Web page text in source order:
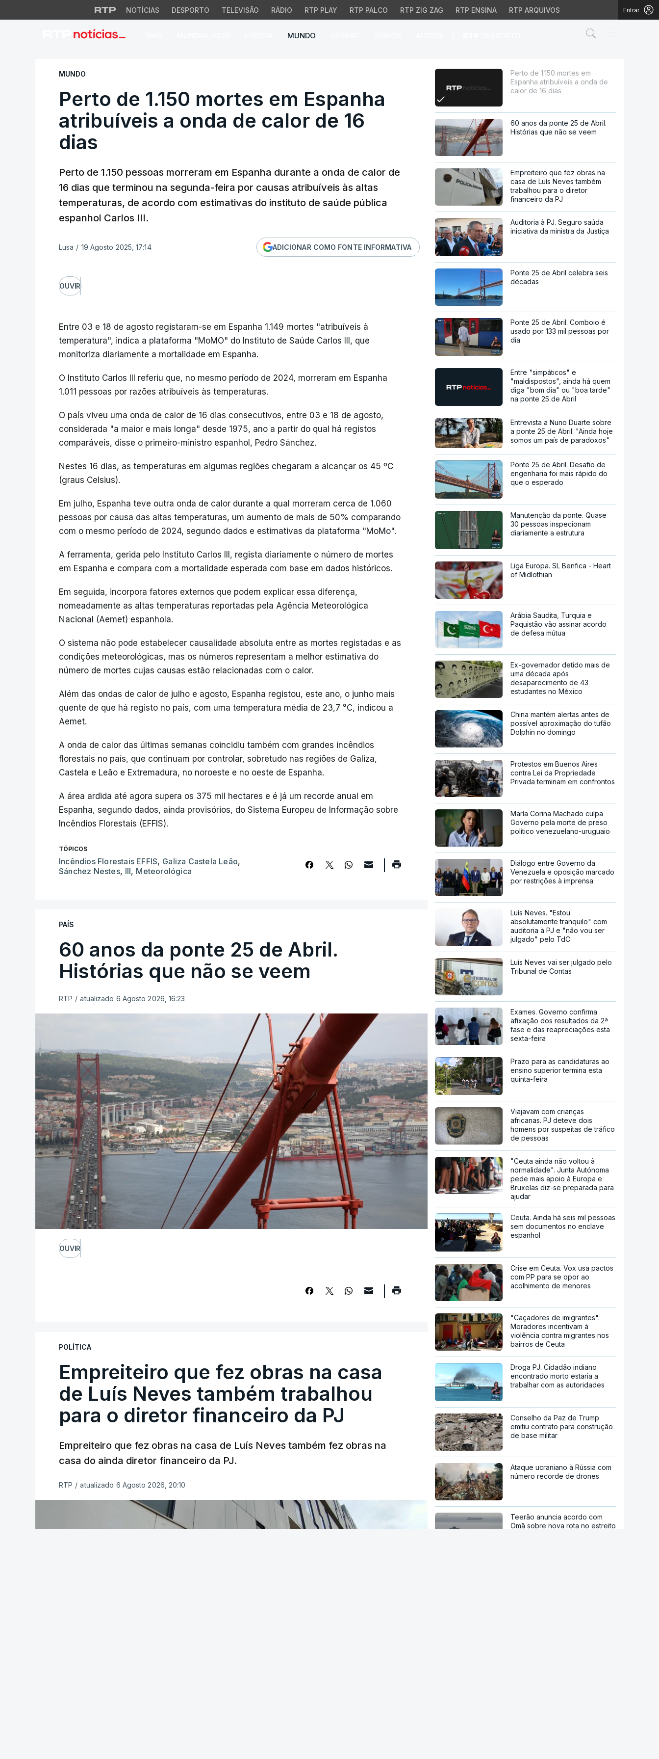
NOTÍCIAS DESPORTO TELEVISÃO RÁDIO RTP PLAY RTP PALCO RTP ZIG ZAG RTP ENSINA RTP ARQUIVOS Entrar
MUNDO
Perto de 1.150 mortes em Espanha atribuíveis a onda de calor de
MUNDO
Perto de 1.150 mortes em Espanha
atribuíveis a onda de calor de 16
dias
Perto de 1.150 pessoas morreram em Espanha durante a onda de calor de
16 dias que terminou na segunda-feira por causas atribuíveis às altas
temperaturas, de acordo com estimativas do instituto de saúde pública
espanhol Carlos III.
Lusa / 19 Agosto 2025, 17:14 ADICIONAR COMO FONTE INFORMATIVA
OUVIR
Entre 03 e 18 de agosto registaram-se em Espanha 1.149 mortes "atribuíveis à
temperatura", indica a plataforma "MoMO" do Instituto de Saúde Carlos III, que
monitoriza diariamente a mortalidade em Espanha.
O Instituto Carlos III referiu que, no mesmo período de 2024, morreram em Espanha
1.011 pessoas por razões atribuíveis às temperaturas.
O país viveu uma onda de calor de 16 dias consecutivos, entre 03 e 18 de agosto,
considerada "a maior e mais longa" desde 1975, ano a partir do qual há registos
comparáveis, disse o primeiro-ministro espanhol, Pedro Sánchez.
Nestes 16 dias, as temperaturas em algumas regiões chegaram a alcançar os 45 ºC
(graus Celsius).
Em julho, Espanha teve outra onda de calor durante a qual morreram cerca de 1.060
pessoas por causa das altas temperaturas, um aumento de mais de 50% comparando
com o mesmo período de 2024, segundo dados e estimativas da plataforma "MoMo".
A ferramenta, gerida pelo Instituto Carlos III, regista diariamente o número de mortes
em Espanha e compara com a mortalidade esperada com base em dados históricos.
Em seguida, incorpora fatores externos que podem explicar essa diferença,
nomeadamente as altas temperaturas reportadas pela Agência Meteorológica
Nacional (Aemet) espanhola.
O sistema não pode estabelecer causalidade absoluta entre as mortes registadas e as
condições meteorológicas, mas os números representam a melhor estimativa do
número de mortes cujas causas estão relacionadas com o calor.
Além das ondas de calor de julho e agosto, Espanha registou, este ano, o junho mais
quente de que há registo no país, com uma temperatura média de 23,7 °C, indicou a
Aemet.
A onda de calor das últimas semanas coincidiu também com grandes incêndios
florestais no país, que continuam por controlar, sobretudo nas regiões de Galiza,
Castela e Leão e Extremadura, no noroeste e no oeste de Espanha.
A área ardida até agora supera os 375 mil hectares e é já um recorde anual em
Espanha, segundo dados, ainda provisórios, do Sistema Europeu de Informação sobre
Incêndios Florestais (EFFIS).
TÓPICOS
Incêndios Florestais EFFIS, Galiza Castela Leão,
Sánchez Nestes, III, Meteorológica
PAÍS
60 anos da ponte 25 de Abril.
Histórias que não se veem
RTP / atualizado 6 Agosto 2026, 16:23
OUVIR
POLÍTICA
Empreiteiro que fez obras na casa
de Luís Neves também trabalhou
para o diretor financeiro da PJ
Empreiteiro que fez obras na casa de Luís Neves também fez obras na
casa do ainda diretor financeiro da PJ.
RTP / atualizado 6 Agosto 2026, 20:10
Perto de 1.150 mortes em
Espanha atribuíveis a onda de
calor de 16 dias
60 anos da ponte 25 de Abril.
Histórias que não se veem
Empreiteiro que fez obras na
casa de Luís Neves também
trabalhou para o diretor
financeiro da PJ
Auditoria à PJ. Seguro saúda
iniciativa da ministra da Justiça
Ponte 25 de Abril celebra seis
décadas
Ponte 25 de Abril. Comboio é
usado por 133 mil pessoas por
dia
Entre "simpáticos" e
"maldispostos", ainda há quem
diga "bom dia" ou "boa tarde"
na ponte 25 de Abril
Entrevista a Nuno Duarte sobre
a ponte 25 de Abril. "Ainda hoje
somos um país de paradoxos"
Ponte 25 de Abril. Desafio de
engenharia foi mais rápido do
que o esperado
Manutenção da ponte. Quase
30 pessoas inspecionam
diariamente a estrutura
Liga Europa. SL Benfica - Heart
of Midlothian
Arábia Saudita, Turquia e
Paquistão vão assinar acordo
de defesa mútua
Ex-governador detido mais de
uma década após
desaparecimento de 43
estudantes no México
China mantém alertas antes de
possível aproximação do tufão
Dolphin no domingo
Protestos em Buenos Aires
contra Lei da Propriedade
Privada terminam em confrontos
María Corina Machado culpa
Governo pela morte de preso
político venezuelano-uruguaio
Diálogo entre Governo da
Venezuela e oposição marcado
por restrições à imprensa
Luís Neves. "Estou
absolutamente tranquilo" com
auditoria à PJ e "não vou ser
julgado" pelo TdC
Luís Neves vai ser julgado pelo
Tribunal de Contas
Exames. Governo confirma
afixação dos resultados da 2ª
fase e das reapreciações esta
sexta-feira
Prazo para as candidaturas ao
ensino superior termina esta
quinta-feira
Viajavam com crianças
africanas. PJ deteve dois
homens por suspeitas de tráfico
de pessoas
"Ceuta ainda não voltou à
normalidade". Junta Autónoma
pede mais apoio à Europa e
Bruxelas diz-se preparada para
ajudar
Ceuta. Ainda há seis mil pessoas
sem documentos no enclave
espanhol
Crise em Ceuta. Vox usa pactos
com PP para se opor ao
acolhimento de menores
"Caçadores de imigrantes".
Moradores incentivam à
violência contra migrantes nos
bairros de Ceuta
Droga PJ. Cidadão indiano
encontrado morto estaria a
trabalhar com as autoridades
Conselho da Paz de Trump
emitiu contrato para construção
de base militar
Ataque ucraniano à Rússia com
número recorde de drones
Teerão anuncia acordo com
Omã sobre nova rota no estreito